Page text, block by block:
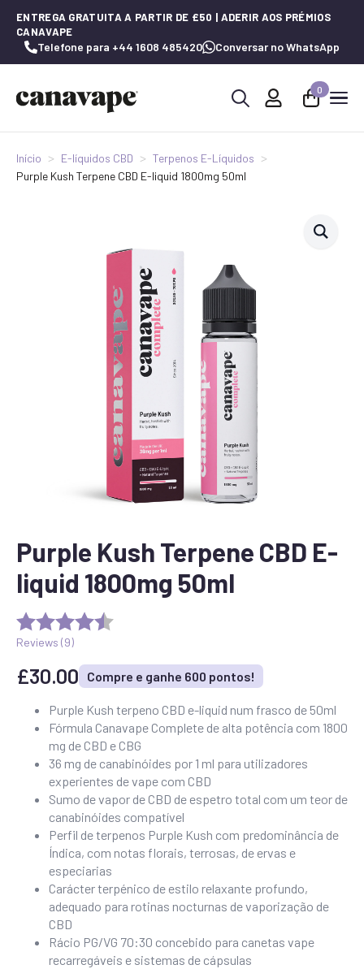
ENTREGA GRATUITA A PARTIR DE £50 | ADERIR AOS PRÉMIOS
CANAVAPE
Telefone para +44 1608 485420 Conversar no WhatsApp
0
Início E-líquidos CBD
Terpenos E-Líquidos
Purple Kush Terpene CBD E-liquid 1800mg 50ml
Purple Kush Terpene CBD E-
liquid 1800mg 50ml
Reviews (9)
£30.00 Compre e ganhe 600 pontos!
Purple Kush terpeno CBD e-liquid num frasco de 50ml
Fórmula Canavape Complete de alta potência com 1800
mg de CBD e CBG
36 mg de canabinóides por 1 ml para utilizadores
experientes de vape com CBD
Sumo de vapor de CBD de espetro total com um teor de
canabinóides compatível
Perfil de terpenos Purple Kush com predominância de
Índica, com notas florais, terrosas, de ervas e
especiarias
Carácter terpénico de estilo relaxante profundo,
adequado para rotinas nocturnas de vaporização de
CBD
Rácio PG/VG 70:30 concebido para canetas vape
recarregáveis e sistemas de cápsulas